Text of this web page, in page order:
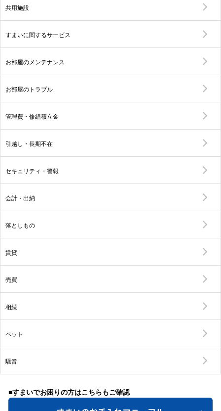
共用施設
すまいに関するサービス
お部屋のメンテナンス
お部屋のトラブル
管理費・修繕積立金
引越し・長期不在
セキュリティ・警報
会計・出納
落としもの
賃貸
売買
相続
ペット
騒音
■すまいでお困りの方はこちらもご確認